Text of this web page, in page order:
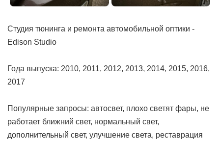
Студия тюнинга и ремонта автомобильной оптики -
Edison Studio
Года выпуска: 2010, 2011, 2012, 2013, 2014, 2015, 2016,
2017
Популярные запросы: автосвет, плохо светят фары, не
работает ближний свет, нормальный свет,
дополнительный свет, улучшение света, реставрация